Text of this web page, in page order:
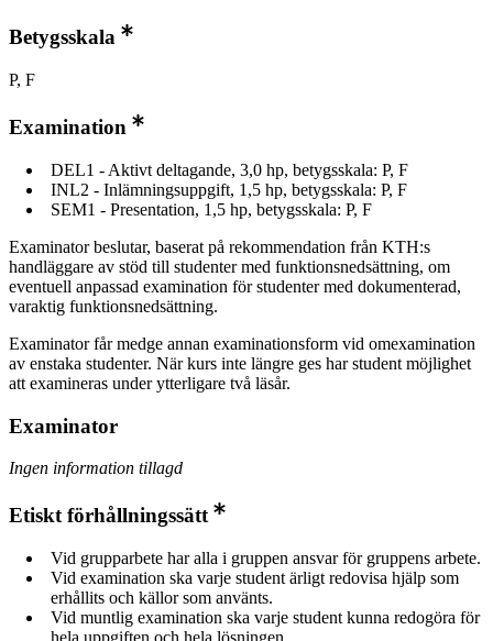
Betygsskala
P, F
Examination
DEL1 - Aktivt deltagande, 3,0 hp, betygsskala: P, F
INL2 - Inlämningsuppgift, 1,5 hp, betygsskala: P, F
SEM1 - Presentation, 1,5 hp, betygsskala: P, F
Examinator beslutar, baserat på rekommendation från KTH:s
handläggare av stöd till studenter med funktionsnedsättning, om
eventuell anpassad examination för studenter med dokumenterad,
varaktig funktionsnedsättning.
Examinator får medge annan examinationsform vid omexamination
av enstaka studenter. När kurs inte längre ges har student möjlighet
att examineras under ytterligare två läsår.
Examinator
Ingen information tillagd
Etiskt förhållningssätt
Vid grupparbete har alla i gruppen ansvar för gruppens arbete.
Vid examination ska varje student ärligt redovisa hjälp som
erhållits och källor som använts.
Vid muntlig examination ska varje student kunna redogöra för